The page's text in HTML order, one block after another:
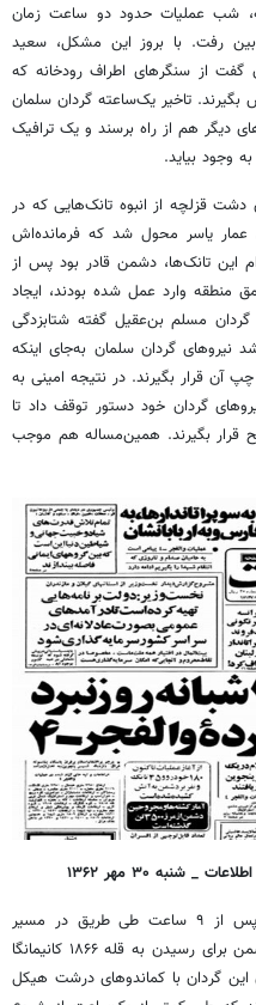
شب عملیات حدود دو ساعت زمان
رفت. با بروز این مشکل، سعید
از سنگرهای اطراف رودخانه که
بگیرند. تاخیر یک‌ساعته گردان سلمان
دیگر هم از راه برسند و یک ترافیک
وجود بیاید.
دشت قزلچه از انبوه تانک‌هایی که در
عمار یاسر محول شد که فرمانده‌اش
این تانک‌ها، دشمن قادر بود پس از
منطقه وارد عمل شده بودند، ایجاد
مسلم بن‌عقیل گفته شتابزدگی
گردان سلمان به‌جای اینکه
قرار بگیرند. در نتیجه امینی به
گردان خود دستور توقف داد تا
قرار بگیرند. همین‌مساله هم موجب
در مرحله سوم والفجر ۴، گردان حبیب پس از ۹ ساعت طی طریق در مسیر
سنگلاخ و پر از مانع، درگیری خود را با دشمن برای رسیدن به قله ۱۸۶۶ کانیمانگا
این گردان با کماندوهای درشت هیکل